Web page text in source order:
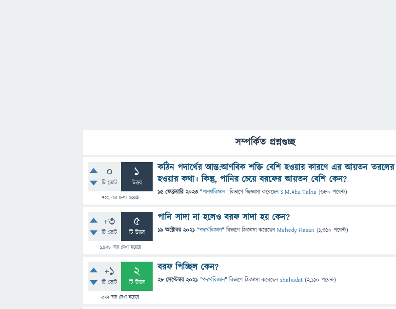
সম্পর্কিত প্রশ্নগুচ্ছ
0
টি ভোট
1
উত্তর
722বার দেখা হয়েছে
কঠিন পদার্থের আন্ত:আণবিক শক্তি বেশি হওয়ার কারণে এর আয়তন
হওয়ার কথা। কিন্তু, পানির চেয়ে বরফের আয়তন বেশি কেন?
15 ফেব্রুয়ারি 2023 "পদার্থবিজ্ঞান" বিভাগে জিজ্ঞাসাকরেছেনS.M.Abu Talha (680 পয়েন্ট)
+3
টি ভোট
5
টি উত্তর
1,928বার দেখা হয়েছে
পানি সাদা না হলেও বরফ সাদা হয় কেন?
19 অক্টোবর 2021 "পদার্থবিজ্ঞান" বিভাগে জিজ্ঞাসাকরেছেনMehedy Hasan (1,310 পয়েন্ট)
+1
টি ভোট
2
টি উত্তর
522বার দেখা হয়েছে
বরফ পিচ্ছিল কেন?
28 সেপ্টেম্বর 2021 "পদার্থবিজ্ঞান" বিভাগে জিজ্ঞাসাকরেছেনshahadat (2,110 পয়েন্ট)